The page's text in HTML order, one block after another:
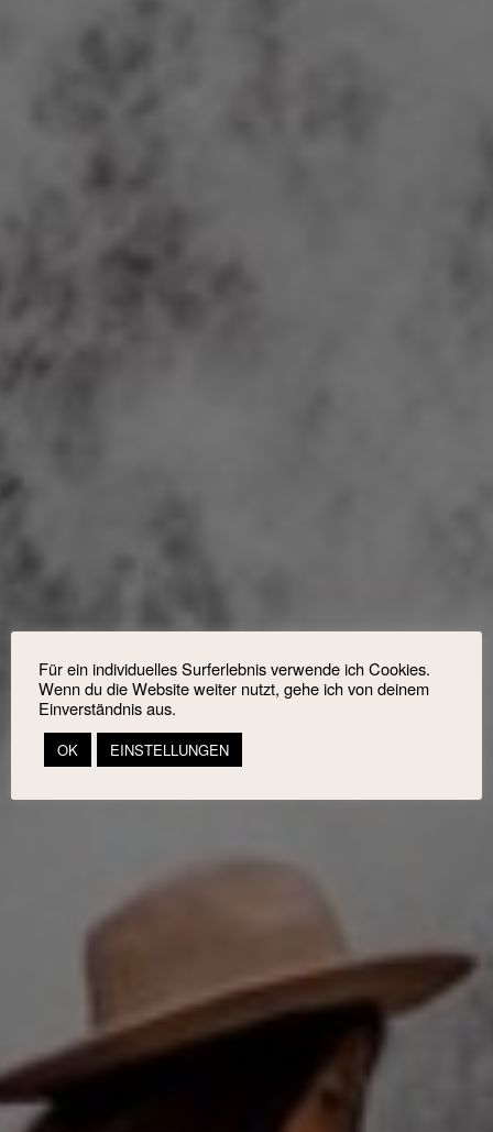
Für ein individuelles Surferlebnis verwende ich Cookies.
Wenn du die Website weiter nutzt, gehe ich von deinem
Einverständnis aus.
OK EINSTELLUNGEN